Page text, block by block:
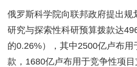
俄罗斯科学院向联邦政府提出规
研究与探索性科研预算拨款达
的0.26%），其中2500亿卢布用
款，1680亿卢布用于竞争性项